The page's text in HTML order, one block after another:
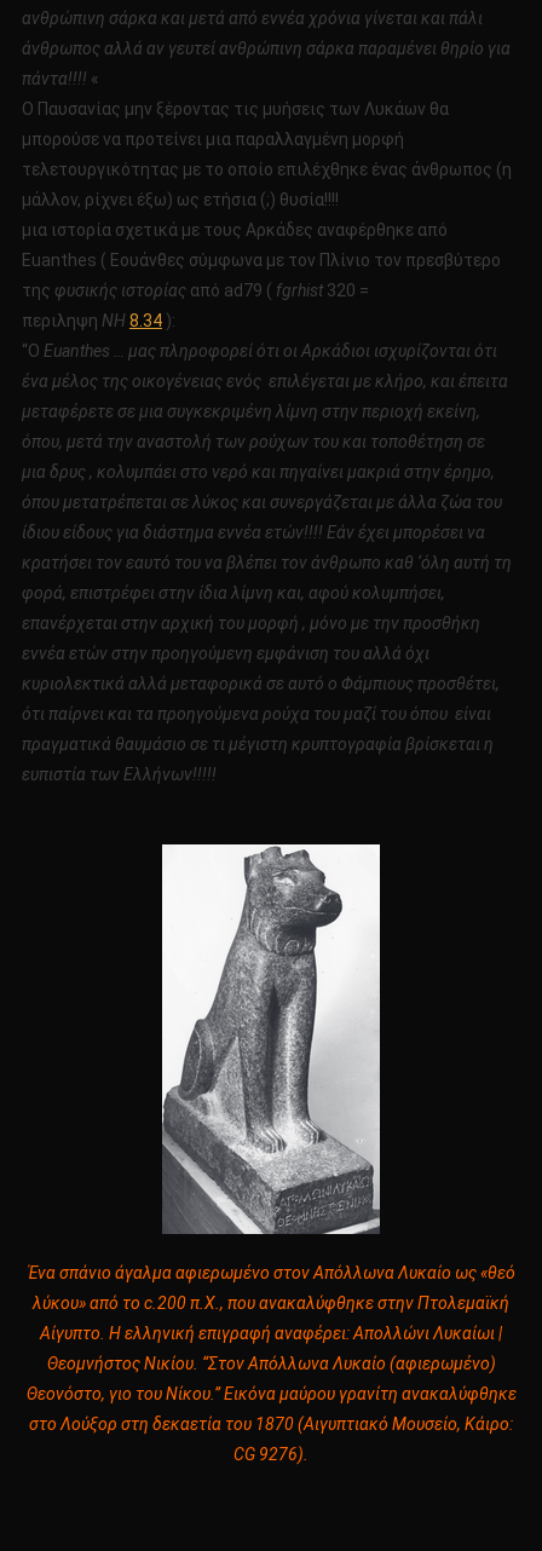
ανθρώπινη σάρκα και μετά από εννέα χρόνια γίνεται και πάλι
άνθρωπος αλλά αν γευτεί ανθρώπινη σάρκα παραμένει θηρίο για
πάντα!!!! «
Ο Παυσανίας μην ξέροντας τις μυήσεις των Λυκάων θα
μπορούσε να προτείνει μια παραλλαγμένη μορφή
τελετουργικότητας με το οποίο επιλέχθηκε ένας άνθρωπος (η
μάλλον, ρίχνει έξω) ως ετήσια (;) θυσία!!!!
μια ιστορία σχετικά με τους Αρκάδες αναφέρθηκε από
Euanthes ( Eουάνθες σύμφωνα με τον Πλίνιο τον πρεσβύτερο
της φυσικής ιστορίαςαπό ad79 ( fgrhist320 =
περιληψη NH8.34):
“Ο Euanthes … μας πληροφορεί ότι οι Αρκάδιοι ισχυρίζονται ότι
ένα μέλος της οικογένειας ενός επιλέγεται με κλήρο, και έπειτα
μεταφέρετε σε μια συγκεκριμένη λίμνη στην περιοχή εκείνη,
όπου, μετά την αναστολή των ρούχων του και τοποθέτηση σε
μια δρυς , κολυμπάει στο νερό και πηγαίνει μακριά στην έρημο,
όπου μετατρέπεται σε λύκος και συνεργάζεται με άλλα ζώα του
ίδιου είδους για διάστημα εννέα ετών!!!! Εάν έχει μπορέσει να
κρατήσει τον εαυτό του να βλέπει τον άνθρωπο καθ ‘όλη αυτή τη
φορά, επιστρέφει στην ίδια λίμνη και, αφού κολυμπήσει,
επανέρχεται στην αρχική του μορφή , μόνο με την προσθήκη
εννέα ετών στην προηγούμενη εμφάνιση του αλλά όχι
κυριολεκτικά αλλά μεταφορικά σε αυτό ο Φάμπιους προσθέτει,
ότι παίρνει και τα προηγούμενα ρούχα του μαζί του όπου είναι
πραγματικά θαυμάσιο σε τι μέγιστη κρυπτογραφία βρίσκεται η
ευπιστία των Ελλήνων!!!!!
Ένα σπάνιο άγαλμα αφιερωμένο στον Απόλλωνα Λυκαίο ως «θεό
λύκου» από το c.200 π.Χ., που ανακαλύφθηκε στην Πτολεμαϊκή
Αίγυπτο. Η ελληνική επιγραφή αναφέρει: Απολλώνι Λυκαίωι |
Θεομνήστος Νικίου. “Στον Απόλλωνα Λυκαίο (αφιερωμένο)
Θεονόστο, γιο του Νίκου.” Εικόνα μαύρου γρανίτη ανακαλύφθηκε
στο Λούξορ στη δεκαετία του 1870 (Αιγυπτιακό Μουσείο, Κάιρο:
CG 9276).